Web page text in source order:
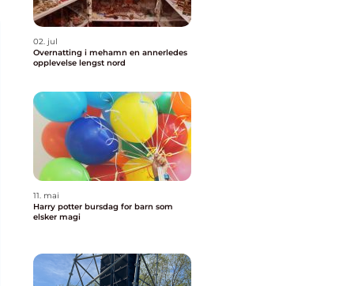
02. jul
Overnatting i mehamn en annerledes
opplevelse lengst nord
11. mai
Harry potter bursdag for barn som
elsker magi